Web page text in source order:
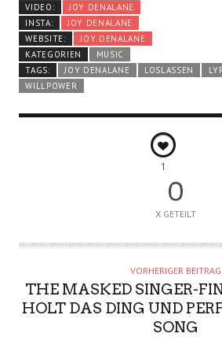
VIDEO:
JOY DENALANE
INSTA:
JOY DENALANE
WEBSITE:
JOY DENALANE
KATEGORIEN
MUSIC
TAGS:
JOY DENALANE LOSLASSEN
WILLPOWER
1
0
X GETEILT
VORHERIGER BEITRAG
THE MASKED SINGER-
HOLT DAS DING UND
SONG